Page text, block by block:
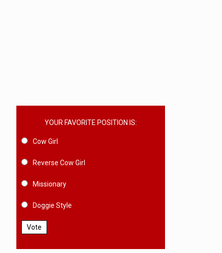
YOUR FAVORITE POSITION IS:
Cow Girl
Reverse Cow Girl
Missionary
Doggie Style
Vote